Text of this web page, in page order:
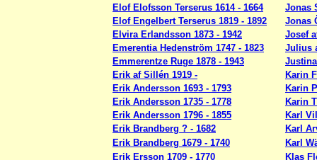
Elof Elofsson Terserus 1614 - 1664
Jonas
Elof Engelbert Terserus 1819 - 1892
Jonas
Elvira Erlandsson 1873 - 1942
Josef
Emerentia Hedenström 1747 - 1823
Julius
Emmerentze Ruge 1878 - 1943
Erik af Sillén 1919 -
Karin
Erik Andersson 1693 - 1793
Karin
Erik Andersson 1735 - 1778
Karin
Erik Andersson 1796 - 1855
Karl
Erik Brandberg ? - 1682
Karl
Erik Brandberg 1679 - 1740
Karl
Erik Ersson 1709 - 1770
Klas